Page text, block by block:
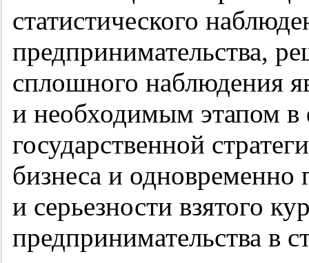
статистического
предпринимательства,
сплошного наблюдения
и необходимым этапом
государственной
бизнеса и одновременно
и серьезности взятого
предпринимательства в